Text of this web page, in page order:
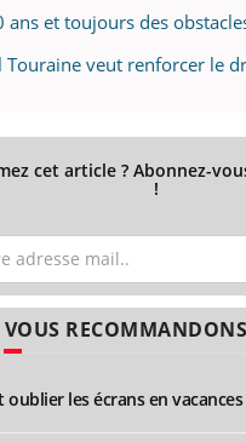
ans et toujours des
Touraine veut renforcer le
cet article ? Abonnez-
!
RECOMMANDONS
oublier les écrans en vacances